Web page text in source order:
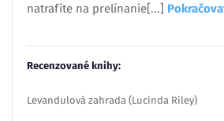
natrafíte na prelínanie[...]
Recenzované knihy:
Levandulová zahrada (Lucinda Riley)